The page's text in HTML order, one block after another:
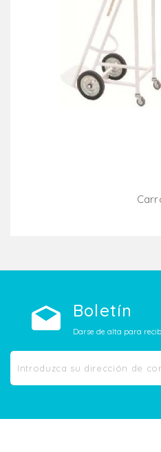
Boletín
Darse de alta para